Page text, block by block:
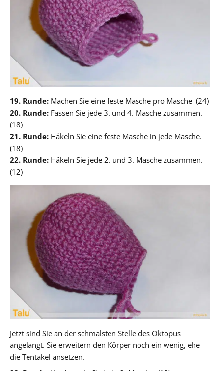
19. Runde: Machen Sie eine feste Masche pro Masche. (24)
20. Runde: Fassen Sie jede 3. und 4. Masche zusammen.
(18)
21. Runde: Häkeln Sie eine feste Masche in jede Masche.
(18)
22. Runde: Häkeln Sie jede 2. und 3. Masche zusammen.
(12)
Jetzt sind Sie an der schmalsten Stelle des Oktopus
angelangt. Sie erweitern den Körper noch ein wenig, ehe
die Tentakel ansetzen.